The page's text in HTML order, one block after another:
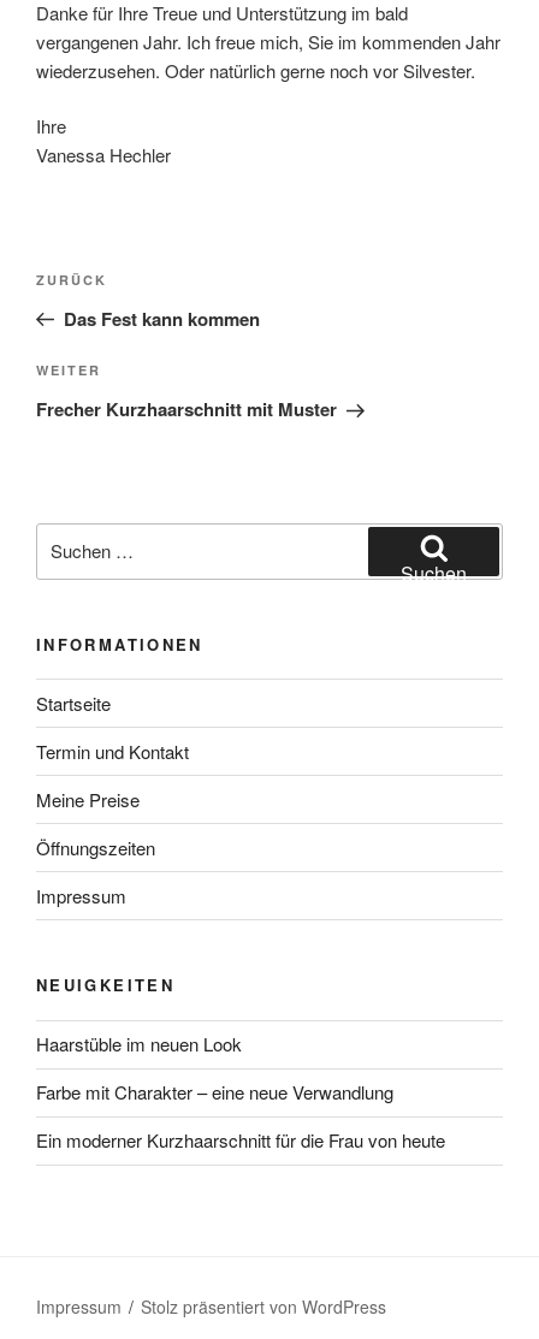
Danke für Ihre Treue und Unterstützung im bald
vergangenen Jahr. Ich freue mich, Sie im kommenden Jahr
wiederzusehen. Oder natürlich gerne noch vor Silvester.
Ihre
Vanessa Hechler
Beitragsnavigation
Vorheriger
Beitrag
ZURÜCK
Das Fest kann kommen
Nächster
Beitrag
WEITER
Frecher Kurzhaarschnitt mit Muster
nach:
Suchen
INFORMATIONEN
Startseite
Termin und Kontakt
Meine Preise
Öffnungszeiten
Impressum
NEUIGKEITEN
Haarstüble im neuen Look
Farbe mit Charakter – eine neue Verwandlung
Ein moderner Kurzhaarschnitt für die Frau von heute
Impressum Stolz präsentiert von WordPress